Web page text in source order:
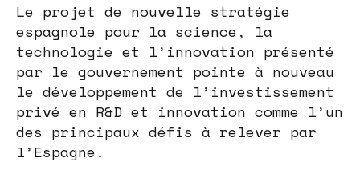
Le projet de nouvelle stratégie
espagnole pour la science, la
technologie et l’innovation présenté
par le gouvernement pointe à nouveau
le développement de l’investissement
privé en R&D et innovation comme l’un
des principaux défis à relever par
l’Espagne.